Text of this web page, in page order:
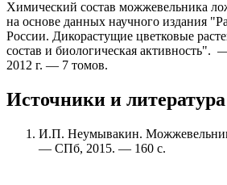
Химический состав можжевельника
на основе данных научного издания
России. Дикорастущие цветковые
состав и биологическая
2012 г. — 7 томов.
Источники и литература
И.П. Неумывакин.
— СПб, 2015. — 160 с.